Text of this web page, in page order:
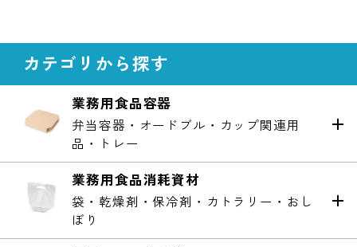
カテゴリから探す
業務用食品容器
弁当容器・オードブル・カップ関連用
品・トレー
業務用食品消耗資材
袋・乾燥剤・保冷剤・カトラリー・おし
ぼり